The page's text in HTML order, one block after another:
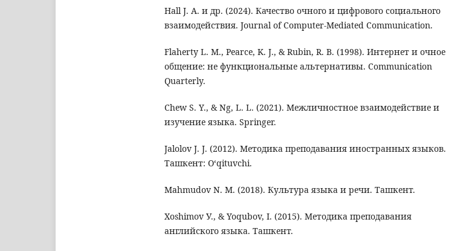
Hall J. A. и др. (2024). Качество очного и цифрового социального
взаимодействия. Journal of Computer-Mediated Communication.
Flaherty L. M., Pearce, K. J., & Rubin, R. B. (1998). Интернет и очное
общение: не функциональные альтернативы. Communication
Quarterly.
Chew S. Y., & Ng, L. L. (2021). Межличностное взаимодействие и
изучение языка. Springer.
Jalolov J. J. (2012). Методика преподавания иностранных языков.
Ташкент: O‘qituvchi.
Mahmudov N. M. (2018). Культура языка и речи. Ташкент.
Xoshimov У., & Yoqubov, I. (2015). Методика преподавания
английского языка. Ташкент.